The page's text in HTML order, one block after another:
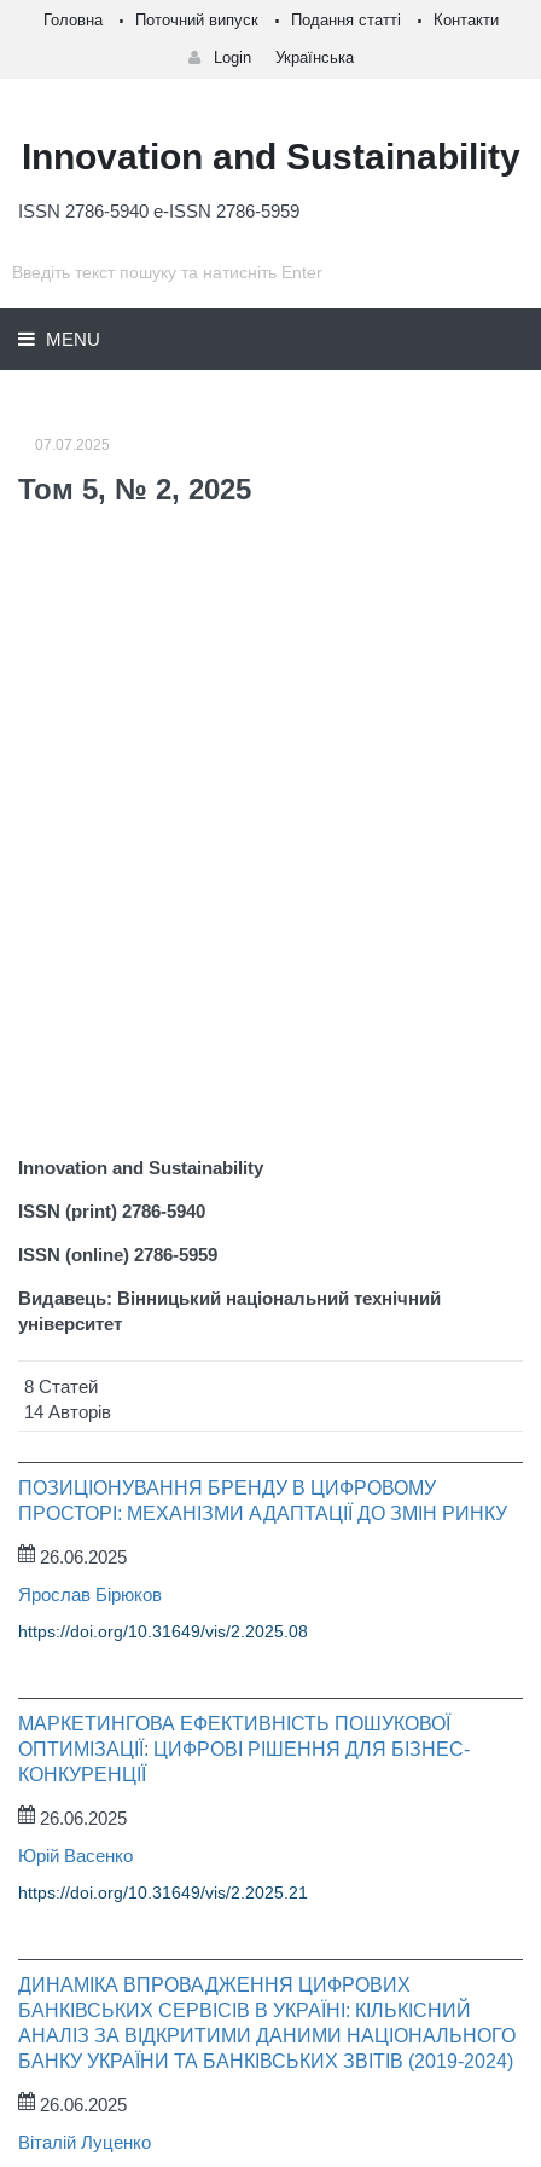
Головна Поточний випуск Подання статті Контакти
Login Українська
Innovation and Sustainability
ISSN 2786-5940 e-ISSN 2786-5959
MENU
07.07.2025
Том 5, № 2, 2025
Innovation and Sustainability
ISSN (print) 2786-5940
ISSN (online) 2786-5959
Видавець: Вінницький національний технічний
університет
8 Статей
14 Авторів
ПОЗИЦІОНУВАННЯ БРЕНДУ В ЦИФРОВОМУ
ПРОСТОРІ: МЕХАНІЗМИ АДАПТАЦІЇ ДО ЗМІН РИНКУ
26.06.2025
Ярослав Бірюков
https://doi.org/10.31649/vis/2.2025.08
МАРКЕТИНГОВА ЕФЕКТИВНІСТЬ ПОШУКОВОЇ
ОПТИМІЗАЦІЇ: ЦИФРОВІ РІШЕННЯ ДЛЯ БІЗНЕС-
КОНКУРЕНЦІЇ
26.06.2025
Юрій Васенко
https://doi.org/10.31649/vis/2.2025.21
ДИНАМІКА ВПРОВАДЖЕННЯ ЦИФРОВИХ
БАНКІВСЬКИХ СЕРВІСІВ В УКРАЇНІ: КІЛЬКІСНИЙ
АНАЛІЗ ЗА ВІДКРИТИМИ ДАНИМИ НАЦІОНАЛЬНОГО
БАНКУ УКРАЇНИ ТА БАНКІВСЬКИХ ЗВІТІВ (2019-2024)
26.06.2025
Віталій Луценко